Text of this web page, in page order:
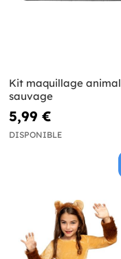
Kit maquillage animal
sauvage
5,99 €
DISPONIBLE